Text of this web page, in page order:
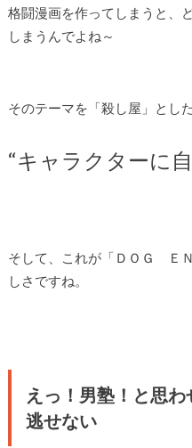
格闘漫画を作ってしまうと、
しまうんでよね～
そのテーマを「殺し屋」とし
“キャラクターに
そして、これが「ＤＯＧ Ｅ
しさですね。
えっ！男塾！と思
逃せない